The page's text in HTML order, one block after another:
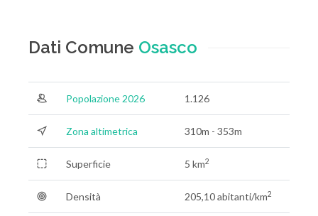
Dati Comune Osasco
Popolazione 2026 1.126
Zona altimetrica 310m - 353m
Superficie 5 km2
Densità 205,10 abitanti/km2